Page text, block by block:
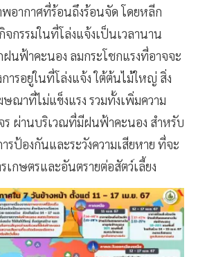
อากาศที่ร้อนถึงร้อนจัด โดยหลีก
จกรรมในที่โล่งแจ้งเป็นเวลานาน
ฝนฟ้าคะนอง ลมกระโชกแรงที่อาจจะ
ารอยู่ในที่โล่งแจ้ง ใต้ต้นไม้ใหญ่ สิ่ง
ณาที่ไม่แข็งแรง รวมทั้งเพิ่มความ
ร ผ่านบริเวณที่มีฝนฟ้าคะนอง สำหรับ
รป้องกันและระวังความเสียหาย ที่จะ
เกษตรและอันตรายต่อสัตว์เลี้ยง